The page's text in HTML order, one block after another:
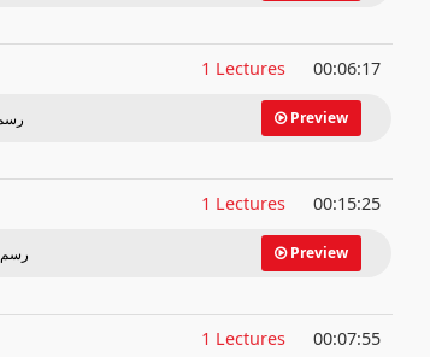
1 Lectures 00:06:17
Preview
1 Lectures 00:15:25
Preview رسم
1 Lectures 00:07:55